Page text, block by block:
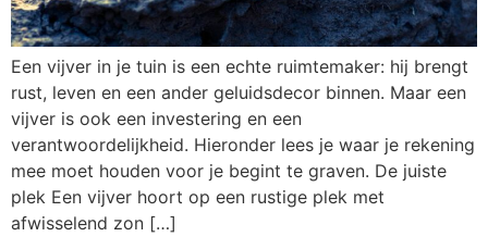
Een vijver in je tuin is een echte ruimtemaker: hij brengt
rust, leven en een ander geluidsdecor binnen. Maar een
vijver is ook een investering en een
verantwoordelijkheid. Hieronder lees je waar je rekening
mee moet houden voor je begint te graven. De juiste
plek Een vijver hoort op een rustige plek met
afwisselend zon […]